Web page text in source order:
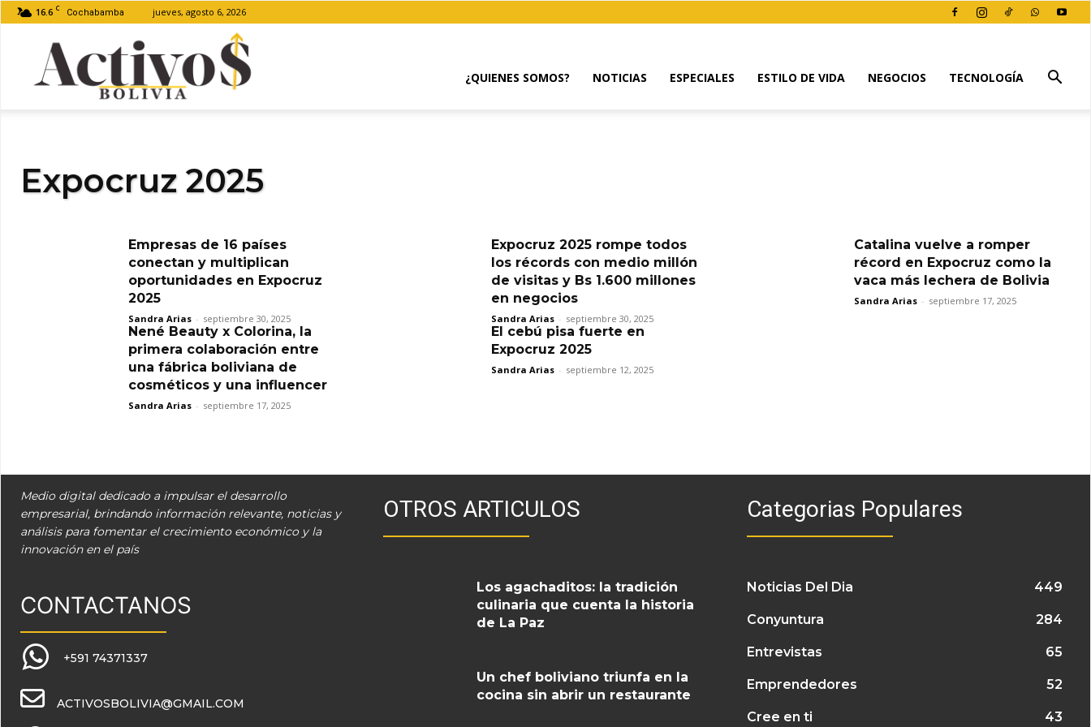
16.6 C Cochabamba jueves, agosto 6, 2026
¿QUIENES SOMOS? NOTICIAS ESPECIALES ESTILO DE VIDA NEGOCIOS TECNOLOGÍA
Expocruz 2025
Empresas de 16 países
conectan y multiplican
oportunidades en Expocruz
2025
Sandra Arias - septiembre 30, 2025
Expocruz 2025 rompe todos
los récords con medio millón
de visitas y Bs 1.600 millones
en negocios
Sandra Arias - septiembre 30, 2025
Catalina vuelve a romper
récord en Expocruz como la
vaca más lechera de Bolivia
Sandra Arias - septiembre 17, 2025
Nené Beauty x Colorina, la
primera colaboración entre
una fábrica boliviana de
cosméticos y una influencer
Sandra Arias - septiembre 17, 2025
El cebú pisa fuerte en
Expocruz 2025
Sandra Arias - septiembre 12, 2025
Medio digital dedicado a impulsar el desarrollo
empresarial, brindando información relevante, noticias y
análisis para fomentar el crecimiento económico y la
innovación en el país
CONTACTANOS
+591 74371337
ACTIVOSBOLIVIA@GMAIL.COM
OTROS ARTICULOS
Los agachaditos: la tradición
culinaria que cuenta la historia
de La Paz
Un chef boliviano triunfa en la
cocina sin abrir un restaurante
Categorias Populares
Noticias Del Dia 449
Conyuntura 284
Entrevistas 65
Emprendedores 52
Cree en ti 43